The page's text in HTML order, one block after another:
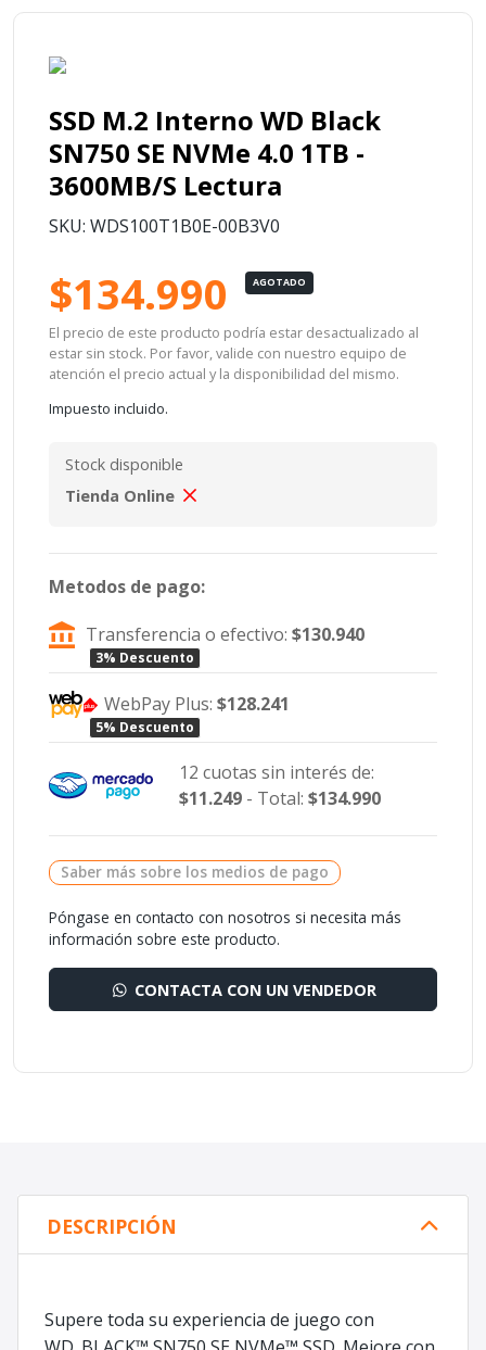
SSD M.2 Interno WD Black
SN750 SE NVMe 4.0 1TB -
3600MB/S Lectura
SKU: WDS100T1B0E-00B3V0
$134.990 AGOTADO
El precio de este producto podría estar desactualizado al
estar sin stock. Por favor, valide con nuestro equipo de
atención el precio actual y la disponibilidad del mismo.
Impuesto incluido.
Stock disponible
Tienda Online
Metodos de pago:
Transferencia o efectivo:$130.940
3% Descuento
WebPay Plus:$128.241
5% Descuento
12 cuotas sin interés de:
$11.249- Total: $134.990
Saber más sobre los medios de pago
Póngase en contacto con nosotros si necesita más
información sobre este producto.
CONTACTA CON UN VENDEDOR
DESCRIPCIÓN
Supere toda su experiencia de juego con